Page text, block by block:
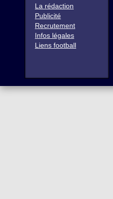
La rédaction
Publicité
Recrutement
Infos légales
Liens football